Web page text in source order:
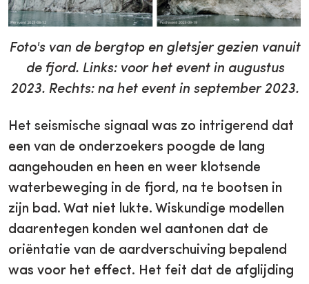
Foto's van de bergtop en gletsjer gezien vanuit
de fjord. Links: voor het event in augustus
2023. Rechts: na het event in september 2023.
Het seismische signaal was zo intrigerend dat
een van de onderzoekers poogde de lang
aangehouden en heen en weer klotsende
waterbeweging in de fjord, na te bootsen in
zijn bad. Wat niet lukte. Wiskundige modellen
daarentegen konden wel aantonen dat de
oriëntatie van de aardverschuiving bepalend
was voor het effect. Het feit dat de afglijding